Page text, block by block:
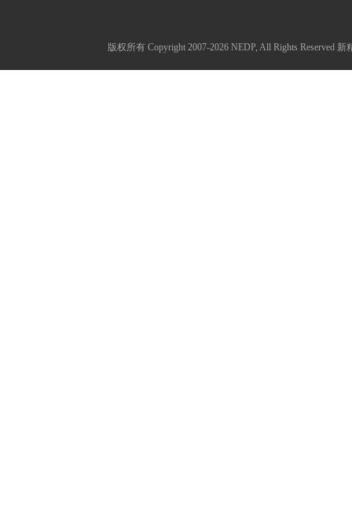
版权所有 Copyright 2007-2026 NEDP, All Rights